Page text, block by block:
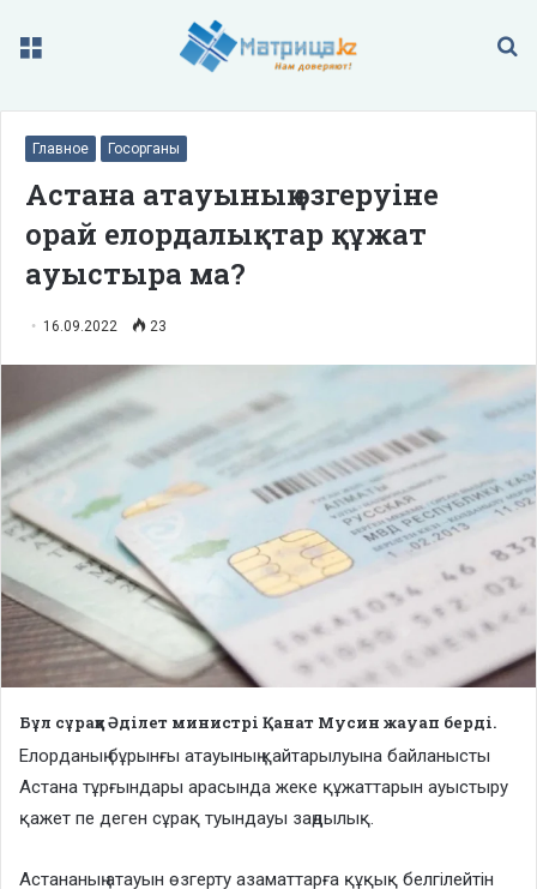
Меню
Главное Госорганы
Астана атауының өзгеруіне
орай елордалықтар құжат
ауыстыра ма?
16.09.2022 23
Бұл сұраққа Әділет министрі Қанат Мусин жауап берді.
Елорданың бұрынғы атауының қайтарылуына байланысты
Астана тұрғындары арасында жеке құжаттарын ауыстыру
қажет пе деген сұрақ туындауы заңдылық.
Астананың атауын өзгерту азаматтарға құқық белгілейтін